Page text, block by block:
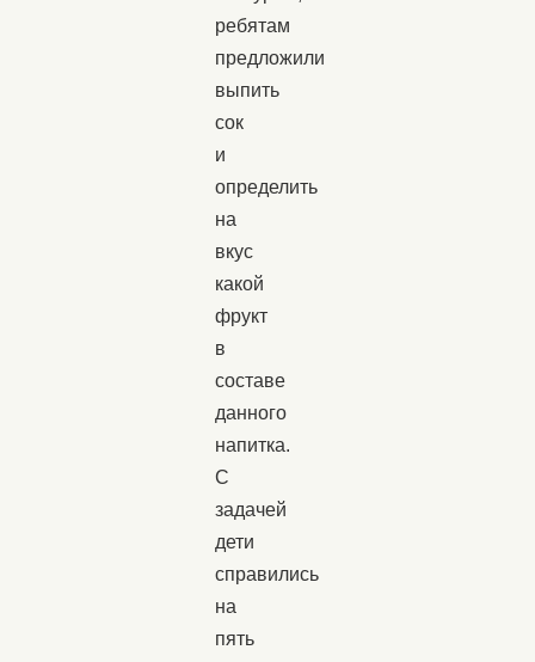
ребятам
предложили
выпить
сок
и
определить
на
вкус
какой
фрукт
в
составе
данного
напитка.
С
задачей
дети
справились
на
пять